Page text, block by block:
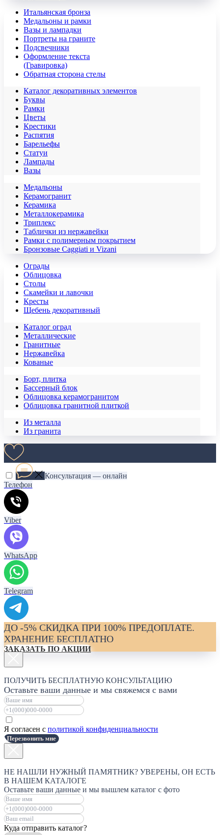
Итальянская бронза
Медальоны и рамки
Вазы и лампадки
Портреты на граните
Подсвечники
Оформление текста
(Гравировка)
Обратная сторона стелы
Каталог декоративных элементов
Буквы
Рамки
Цветы
Крестики
Распятия
Барельефы
Статуи
Лампады
Вазы
Медальоны
Керамогранит
Керамика
Металлокерамика
Триплекс
Таблички из нержавейки
Рамки с полимерным покрытием
Бронзовые Caggiati и Vizani
Ограды
Облицовка
Столы
Скамейки и лавочки
Кресты
Щебень декоративный
Каталог оград
Металлические
Гранитные
Нержавейка
Кованые
Борт, плитка
Бассерный блок
Облицовка керамогранитом
Облицовка гранитной плиткой
Из металла
Из гранита
Консультация — онлайн
Телефон
Viber
WhatsApp
Telegram
ДО -5% СКИДКА ПРИ 100% ПРЕДОПЛАТЕ.
ХРАНЕНИЕ БЕСПЛАТНО
ЗАКАЗАТЬ ПО АКЦИИ
ПОЛУЧИТЬ БЕСПЛАТНУЮ КОНСУЛЬТАЦИЮ
Оставьте ваши данные и мы свяжемся с вами
Я согласен с политикой конфиденциальности
Перезвонить мне
НЕ НАШЛИ НУЖНЫЙ ПАМЯТНИК? УВЕРЕНЫ, ОН ЕСТЬ
В НАШЕМ КАТАЛОГЕ
Оставьте ваши данные и мы вышлем каталог с фото
Куда отправить каталог?